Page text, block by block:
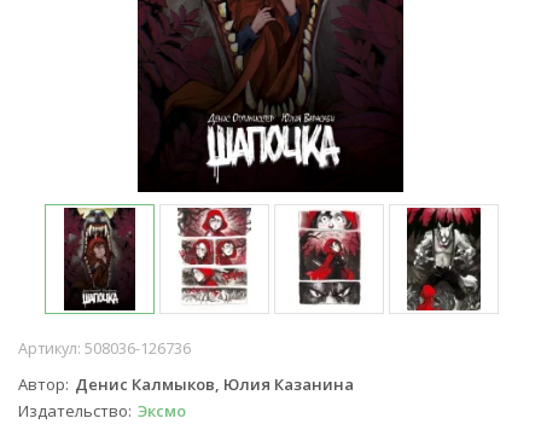
Артикул: 508036-126736
Автор Денис Калмыков, Юлия Казанина
Издательство Эксмо